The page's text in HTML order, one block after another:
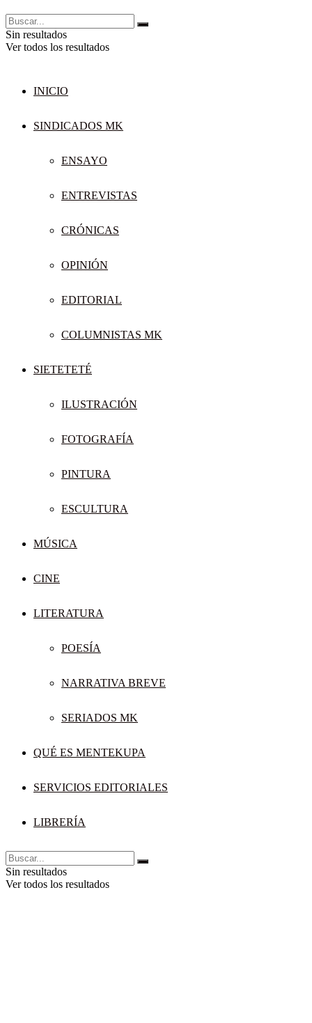
Sin resultados
Ver todos los resultados
INICIO
SINDICADOS MK
ENSAYO
ENTREVISTAS
CRÓNICAS
OPINIÓN
EDITORIAL
COLUMNISTAS MK
SIETETETÉ
ILUSTRACIÓN
FOTOGRAFÍA
PINTURA
ESCULTURA
MÚSICA
CINE
LITERATURA
POESÍA
NARRATIVA BREVE
SERIADOS MK
QUÉ ES MENTEKUPA
SERVICIOS EDITORIALES
LIBRERÍA
Sin resultados
Ver todos los resultados